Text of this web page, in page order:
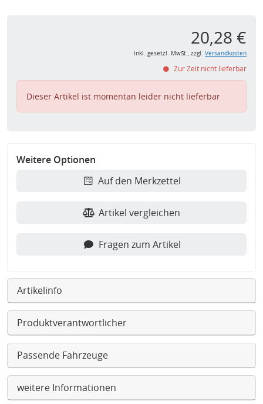
20,28 €
inkl. gesetzl. MwSt., zzgl. Versandkosten
Zur Zeit nicht lieferbar
Dieser Artikel ist momentan leider nicht lieferbar
Weitere Optionen
Auf den Merkzettel
Artikel vergleichen
Fragen zum Artikel
Artikelinfo
Produktverantwortlicher
Passende Fahrzeuge
weitere Informationen